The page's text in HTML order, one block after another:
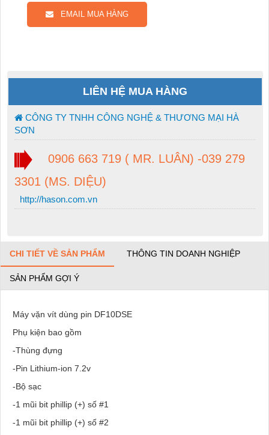
EMAIL MUA HÀNG
LIÊN HỆ MUA HÀNG
CÔNG TY TNHH CÔNG NGHỆ & THƯƠNG MẠI HÀ
SƠN
0906 663 719 ( MR. LUÂN) -039 279
3301 (MS. DIỆU)
http://hason.com.vn
CHI TIẾT VỀ SẢN PHẨM THÔNG TIN DOANH NGHIỆP
SẢN PHẨM GỢI Ý
Máy vặn vít dùng pin DF10DSE
Phụ kiện bao gồm
-Thùng đựng
-Pin Lithium-ion 7.2v
-Bộ sạc
-1 mũi bit phillip (+) số #1
-1 mũi bit phillip (+) số #2